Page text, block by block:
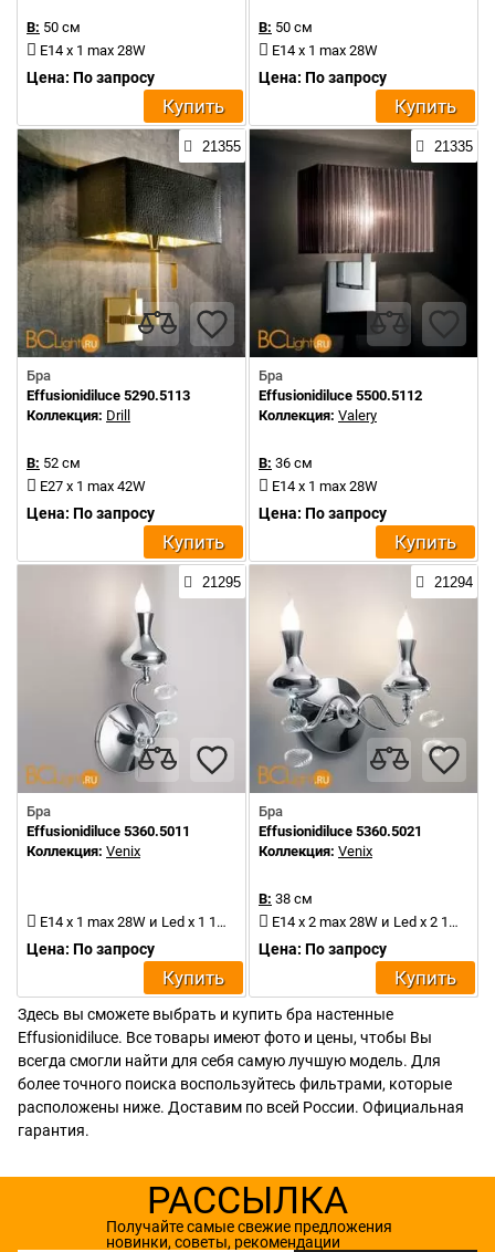
В: 50 см
E14 x 1 max 28W
Цена: По запросу
Купить
В: 50 см
E14 x 1 max 28W
Цена: По запросу
Купить
21355
Бра
Effusionidiluce 5290.5113
Коллекция: Drill
В: 52 см
E27 x 1 max 42W
Цена: По запросу
Купить
21335
Бра
Effusionidiluce 5500.5112
Коллекция: Valery
В: 36 см
E14 x 1 max 28W
Цена: По запросу
Купить
21295
Бра
Effusionidiluce 5360.5011
Коллекция: Venix
E14 x 1 max 28W и Led x 1 1W 350mA
Цена: По запросу
Купить
21294
Бра
Effusionidiluce 5360.5021
Коллекция: Venix
В: 38 см
E14 x 2 max 28W и Led x 2 1W 350mA
Цена: По запросу
Купить
Здесь вы сможете выбрать и купить бра настенные
Effusionidiluce. Все товары имеют фото и цены, чтобы Вы
всегда смогли найти для себя самую лучшую модель. Для
более точного поиска воспользуйтесь фильтрами, которые
расположены ниже. Доставим по всей России. Официальная
гарантия.
РАССЫЛКА
Получайте самые свежие предложения
новинки, советы, рекомендации